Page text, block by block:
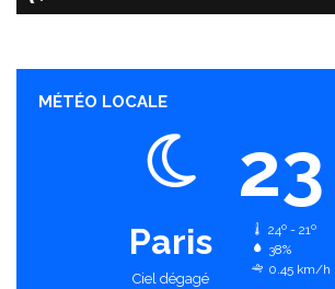
MÉTÉO LOCALE
Paris
Ciel dégagé
23
24º - 21º
38%
0.45 km/h